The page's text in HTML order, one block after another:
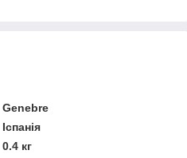
Genebre
Іспанія
0.4 кг